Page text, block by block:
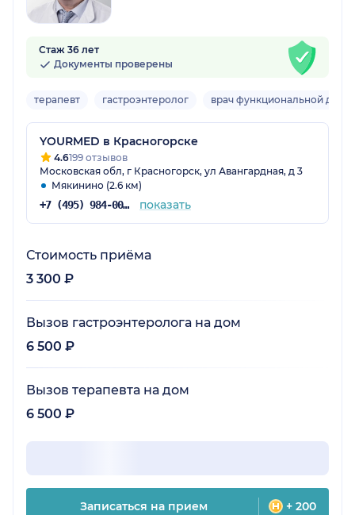
Стаж 36 лет
Документы проверены
терапевт гастроэнтеролог врач функциональной
YOURMED в Красногорске
4.6199 отзывов
Московская обл, г Красногорск, ул Авангардная, д 3
Мякинино (2.6 км)
+7 (495) 984-00-57 показать
Стоимость приёма
3 300 ₽
Вызов гастроэнтеролога на дом
6 500 ₽
Вызов терапевта на дом
6 500 ₽
Записаться на прием + 200